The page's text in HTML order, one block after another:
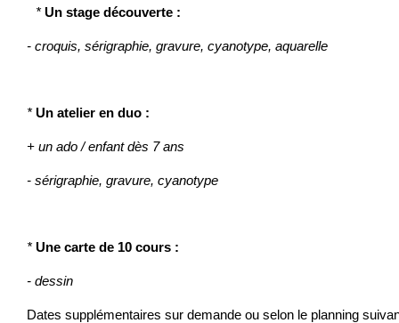
* Un stage découverte :
- croquis, sérigraphie, gravure, cyanotype, aquarelle
* Un atelier en duo :
+ un ado /enfant dès 7 ans
- sérigraphie, gravure, cyanotype
* Une carte de 10 cours :
- dessin
Dates supplémentaires sur demande ou selon le planning